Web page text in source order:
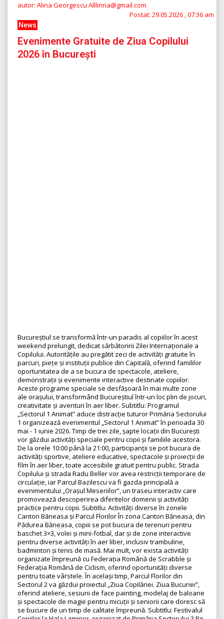
autor: Alina Georgescu Alllinna@gmail.com
Postat: 29.05.2026 , 07:36 am
News
Evenimente Gratuite de Ziua Copilului
2026 în București
Bucureștiul se transformă într-un paradis al copiilor în acest
weekend prelungit, dedicat sărbătoririi Zilei Internaționale a
Copilului. Autoritățile au pregătit zeci de activități gratuite în
parcuri, piețe și instituții publice din Capitală, oferind famililor
oportunitatea de a se bucura de spectacole, ateliere,
demonstrații și evenimente interactive destinate copiilor.
Aceste programe speciale se desfășoară în mai multe zone
ale orașului, transformând Bucureștiul într-un loc plin de jocuri,
creativitate și aventuri în aer liber. Subtitlu: Programul
„Sectorul 1 Animat” aduce distracție tuturor Primăria Sectorului
1 organizează evenimentul „Sectorul 1 Animat” în perioada 30
mai - 1 iunie 2026. Timp de trei zile, șapte locații din București
vor găzdui activități speciale pentru copii și familiile acestora.
De la orele 10:00 până la 21:00, participanții se pot bucura de
activități sportive, ateliere educative, spectacole și proiecții de
film în aer liber, toate accesibile gratuit pentru public. Strada
Copilului și strada Radu Beller vor avea restricții temporare de
circulație, iar Parcul Bazilescu va fi gazda principală a
evenimentului „Orașul Meseriilor”, un traseu interactiv care
promovează descoperirea diferitelor domenii și activități
practice pentru copii. Subtitlu: Activități diverse în zonele
Canton Băneasa și Parcul Florilor În zona Canton Băneasa, din
Pădurea Băneasa, copiii se pot bucura de terenuri pentru
baschet 3×3, volei și mini-fotbal, dar și de zone interactive
pentru diverse activități în aer liber, inclusiv trambuline,
badminton și tenis de masă. Mai mult, vor exista activități
organizate împreună cu Federația Română de Scrabble și
Federația Română de Ciclism, oferind oportunități diverse
pentru toate vârstele. În același timp, Parcul Florilor din
Sectorul 2 va găzdui proiectul „Ziua Copilăriei. Ziua Bucuriei”,
oferind ateliere, sesiuni de face painting, modelaj de baloane
și spectacole de magie pentru micuții și seniorii care doresc să
se bucure de un timp de calitate împreună. Subtitlu: Festivalul